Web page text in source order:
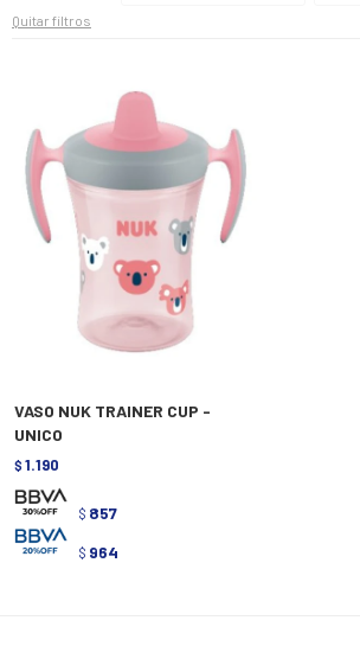
Quitar filtros
VASO NUK TRAINER CUP -
UNICO
$ 1.190
$ 857
$ 964